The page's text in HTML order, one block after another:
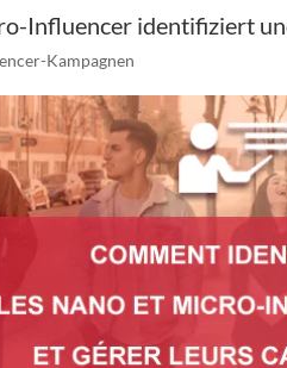
Influencer identifiziert
Kampagnen